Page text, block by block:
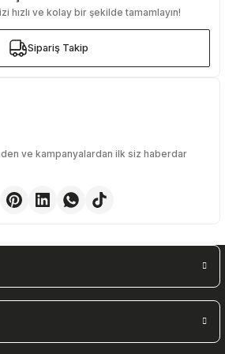
Gönder
hızlı ve kolay bir şekilde tamamlayın!
Sipariş Takip
Sipariş Takip
ve kampanyalardan ilk siz haberdar